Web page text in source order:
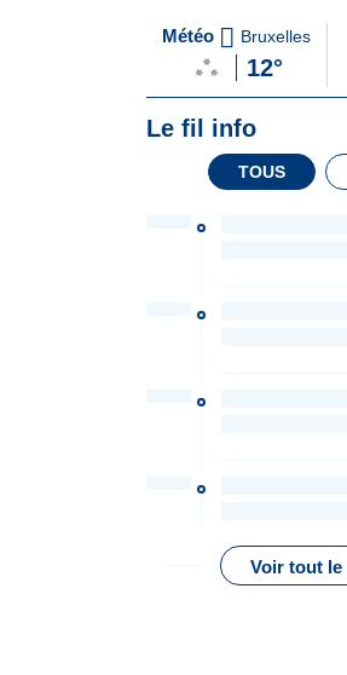
du Soir
Une
Météo Bruxelles
12°
Le fil info
TOUS
Voir tout